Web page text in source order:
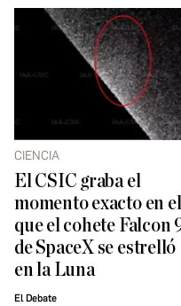
CIENCIA
El CSIC graba el
momento exacto en el
que el cohete Falcon
de SpaceX se estrelló
en la Luna
El Debate